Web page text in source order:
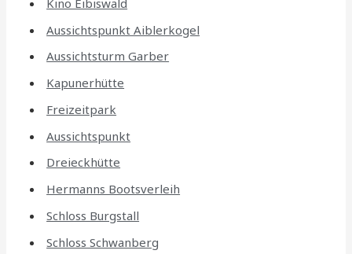
Aussichtspunkt Aiblerkogel
Aussichtsturm Garber
Kapunerhütte
Freizeitpark
Aussichtspunkt
Dreieckhütte
Hermanns Bootsverleih
Schloss Burgstall
Schloss Schwanberg